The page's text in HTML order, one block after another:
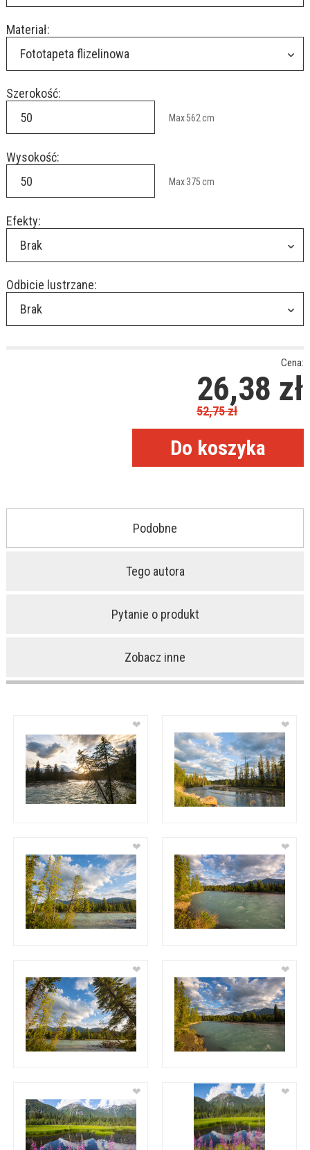
Materiał:
Fototapeta flizelinowa
Szerokość:
Max562cm
Wysokość:
Max375cm
Efekty:
Brak
Odbicie lustrzane:
Brak
Cena:
26,38 zł
52,75zł
Podobne
Tego autora
Pytanie o produkt
Zobacz inne
❤ ❤
❤ ❤
❤ ❤
❤ ❤